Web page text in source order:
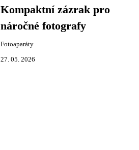
Kompaktní zázrak pro
náročné fotografy
Fotoaparáty
27. 05. 2026